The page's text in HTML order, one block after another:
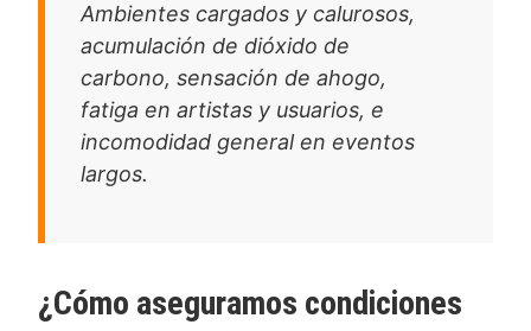
Ambientes cargados y calurosos,
acumulación de dióxido de
carbono, sensación de ahogo,
fatiga en artistas y usuarios, e
incomodidad general en eventos
largos.
¿Cómo aseguramos condiciones